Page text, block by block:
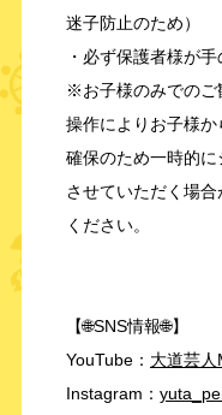
迷子防止のため）
・必ず保護者様が
※お子様のみでのご
操作によりお子様
確保のため一時的
させていただく場
ください。
【🌐SNS情報🌐】
YouTube： 大道芸人
Instagram：